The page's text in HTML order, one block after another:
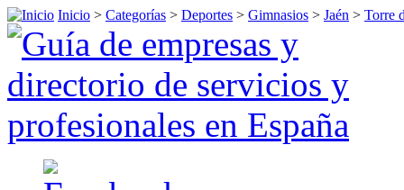
Inicio > Categorías > Deportes > Gimnasios > Jaén > Torre